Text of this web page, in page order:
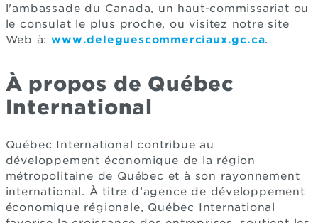
l'ambassade du Canada, un haut-commissariat ou
le consulat le plus proche, ou visitez notre site
Web à:www.deleguescommerciaux.gc.ca.
À propos de Québec
International
Québec International contribue au
développement économique de la région
métropolitaine de Québec et à son rayonnement
international. À titre d’agence de développement
économique régionale, Québec International